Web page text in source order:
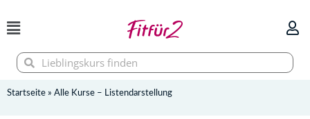
Inhalt
springen
SucheSuche
Startseite » Alle Kurse – Listendarstellung